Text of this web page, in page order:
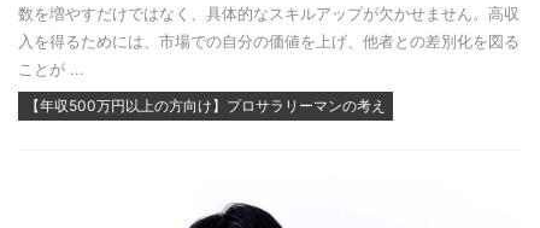
数を増やすだけではなく、具体的なスキルアップが欠かせません。高収
入を得るためには、市場での自分の価値を上げ、他者との差別化を図る
ことが ...
【年収500万円以上の方向け】プロサラリーマンの考え